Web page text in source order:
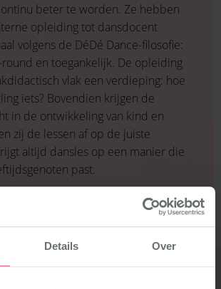
Details Over
beter te worden. Ze hebben
opleiding tot dansdocent
volgens de DéDé Dance-filosofie:
round en toegankelijk. De opleiding
vlak een verdieping: hoe
iets? Bovendien krijgen de
in de ontwikkeling van kind en
zij de lessen af op de juiste
altijd dansles op een manier die
past.